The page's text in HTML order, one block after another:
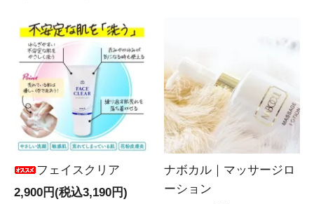
フェイスクリア
2,900円(税込3,190円)
ナボカル｜マッサージロ
ーション